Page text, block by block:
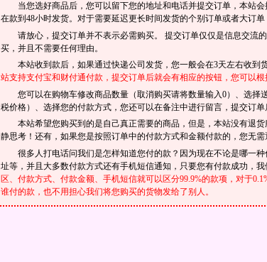
当您选好商品后，您可以留下您的地址和电话并提交订单，本站
在款到48小时发货。对于需要延迟更长时间发货的个别订单或者大订单
请放心，提交订单并不表示必需购买。 提交订单仅仅是信息交流
买，并且不需要任何理由。
本站收到款后，如果通过快递公司发货，您一般会在3天左右收到
站支持支付宝和财付通付款，提交订单后就会有相应的按钮，您可以根
您可以在购物车修改商品数量（取消购买请将数量输入0）、选
税价格）、选择您的付款方式，您还可以在备注中进行留言，提交订
本站希望您购买到的是自己真正需要的商品，但是，本站没有退
静思考！还有，如果您是按照订单中的付款方式和金额付款的，您无
很多人打电话问我们是怎样知道您付的款？因为现在不论是哪一
址等，并且大多数付款方式还有手机短信通知，只要您有付款成功，我
区、付款方式、付款金额、手机短信就可以区分99.9%的款项，对于
谁付的款，也不用担心我们将您购买的货物发给了别人。